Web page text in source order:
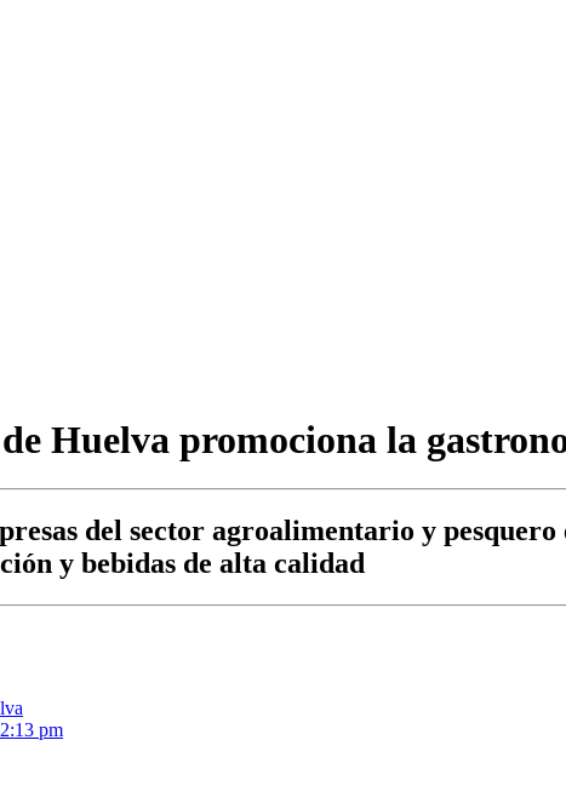
Huelva promociona la
del sector agroalimentario y
y bebidas de alta calidad
pm